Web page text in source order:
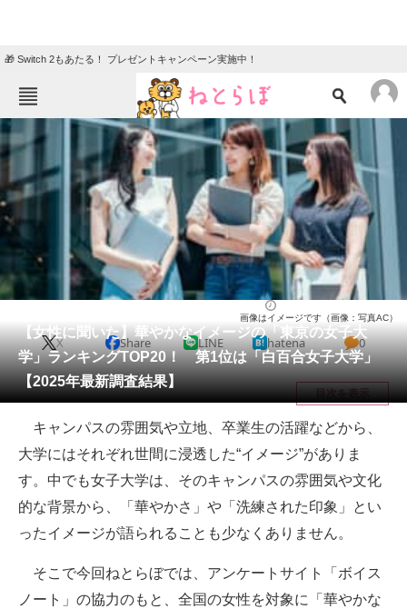
🎁 Switch 2もあたる！ プレゼントキャンペーン実施中！
ねとらぼメニュー
TOP ニュース
エンタメ クイズ
グルメ 地域
住まい 教育・育児
動物 リサーチ
会員記事
メディア
注目記事を集めた総合ページ
ITの今と未来を見通す
スマホと通信の最新トレンド
進化するPCとデバイスの未来
ビジネスと働き方のヒント
【女性に聞いた】華やかなイメージの「東京の女子大
学」ランキングTOP20！ 第1位は「白百合女子大学」
【2025年最新調査結果】
画像はイメージです（画像：写真AC）
X Share LINE hatena 0
目次を表示
キャンパスの雰囲気や立地、卒業生の活躍などから、
大学にはそれぞれ世間に浸透した“イメージ”がありま
す。中でも女子大学は、そのキャンパスの雰囲気や文化
的な背景から、「華やかさ」や「洗練された印象」とい
ったイメージが語られることも少なくありません。
そこで今回ねとらぼでは、アンケートサイト「ボイス
ノート」の協力のもと、全国の女性を対象に「華やかな